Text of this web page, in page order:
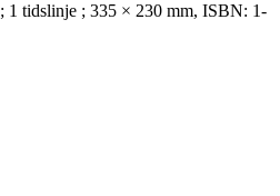
1 tidslinje ; 335 × 230 mm, ISBN: 1-